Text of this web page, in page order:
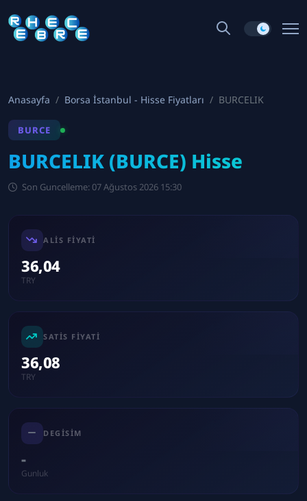
Anasayfa Borsa İstanbul - Hisse Fiyatları BURCELIK
BURCE
BURCELIK (BURCE) Hisse
Son Guncelleme: 07 Ağustos 2026 15:30
ALIS FIYATI
36,04
TRY
SATIS FIYATI
36,08
TRY
DEGISIM
-
Gunluk